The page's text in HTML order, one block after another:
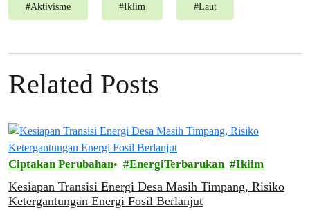
#Aktivisme #Iklim #Laut
Related Posts
Ciptakan Perubahan EnergiTerbarukan Iklim
Kesiapan Transisi Energi Desa Masih Timpang, Risiko
Ketergantungan Energi Fosil Berlanjut